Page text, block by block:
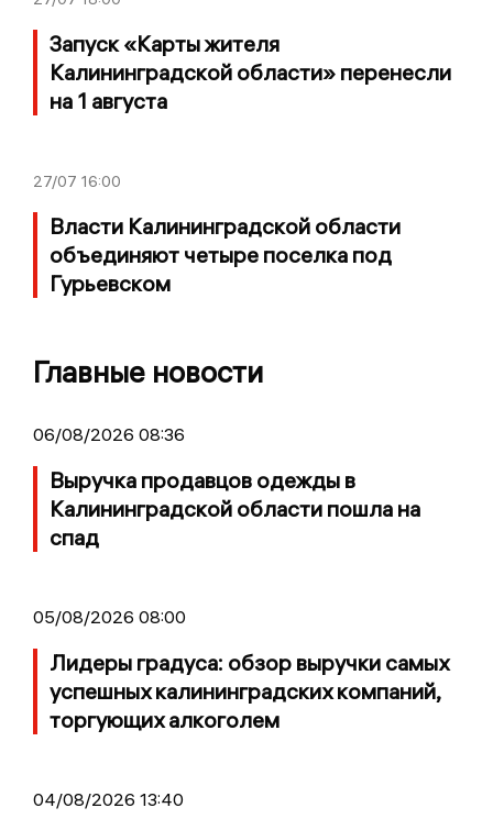
Запуск «Карты жителя
Калининградской области» перенесли
на 1 августа
27/07 16:00
Власти Калининградской области
объединяют четыре поселка под
Гурьевском
Главные новости
06/08/2026 08:36
Выручка продавцов одежды в
Калининградской области пошла на
спад
05/08/2026 08:00
Лидеры градуса: обзор выручки самых
успешных калининградских компаний,
торгующих алкоголем
04/08/2026 13:40